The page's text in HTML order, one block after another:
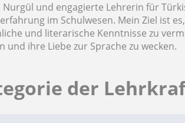
Nurgül und engagierte Lehrerin für
im Schulwesen. Mein Ziel ist
und literarische Kenntnisse zu
und ihre Liebe zur Sprache zu wecken.
der